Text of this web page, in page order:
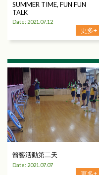
SUMMER TIME, FUN FUN
TALK
Date: 2021.07.12
更多+
箭藝活動第二天
Date: 2021.07.07
更多+